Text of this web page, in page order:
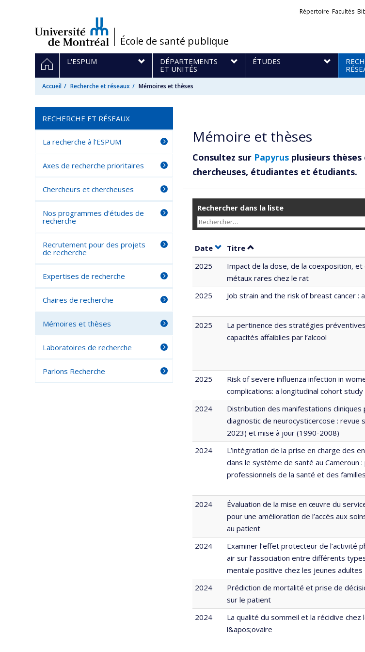
/École de santé publique
Liens
Répertoire Facultés
Navigation
principale
ACCUEIL
L'ESPUM
DÉPARTEMENTS
ET UNITÉS
ÉTUDES
Accueil Recherche et réseaux Mémoires et thèses
Mémoire et thèses
Consultez sur Papyrus plusieurs
chercheuses, étudiantes et étudiants.
Rechercher dans la liste
Date Trier par date en ordre croissant
Titre Trier par titre en ordre croissant
2025
Impact de la dose, de la coexposition,
métaux rares chez le rat
2025 Job strain and the risk of breast cancer :
2025
La pertinence des stratégies
capacités affaiblies par l’alcool
2025
Risk of severe influenza infection in
complications: a longitudinal cohort study
2024
Distribution des manifestations cliniques
diagnostic de neurocysticercose :
2023) et mise à jour (1990-2008)
2024
L’intégration de la prise en charge des
dans le système de santé au Cameroun
professionnels de la santé et des familles
2024
Évaluation de la mise en œuvre du
pour une amélioration de l’accès aux
au patient
2024
Examiner l’effet protecteur de l’activité
air sur l’association entre différents
mentale positive chez les jeunes adultes
2024
Prédiction de mortalité et prise de
sur le patient
2024
La qualité du sommeil et la récidive
l&apos;ovaire
RECHERCHE ET RÉSEAUX
La recherche à l'ESPUM
Axes de recherche prioritaires
Chercheurs et chercheuses
Nos programmes d'études de
recherche
Recrutement pour des projets
de recherche
Expertises de recherche
Chaires de recherche
Mémoires et thèses
Laboratoires de recherche
Parlons Recherche